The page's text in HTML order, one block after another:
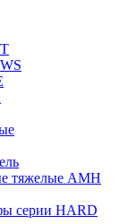
тяжелые AMH
серии HARD